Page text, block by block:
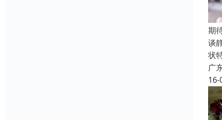
期
谈
状
广
16-